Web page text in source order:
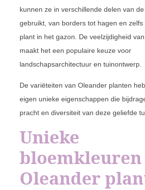
kunnen ze in verschillende delen van
gebruikt, van borders tot hagen en zelfs
plant in het gazon. De veelzijdigheid
maakt het een populaire keuze voor
landschapsarchitectuur en tuinontwerp.
De variëteiten van Oleander planten
eigen unieke eigenschappen die
pracht en diversiteit van deze geliefde
Unieke
bloemkleuren
Oleander